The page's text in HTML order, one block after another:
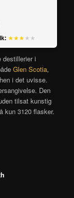
★★★ ★★
destillerier i
Glen Scotia,
i det uvisse.
Den
tilsat kunstig
kun 3120 flasker.